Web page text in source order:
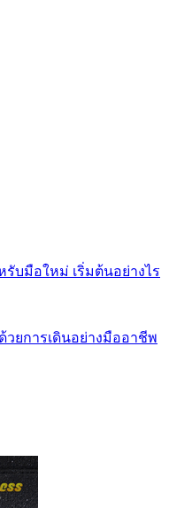
รับมือใหม่ เริ่มต้นอย่างไร
วยการเดินอย่างมืออาชีพ